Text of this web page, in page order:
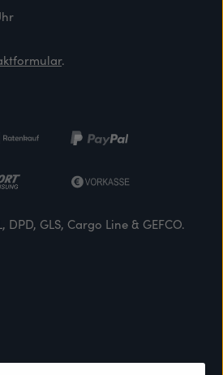
.
GLS, Cargo Line & GEFCO.